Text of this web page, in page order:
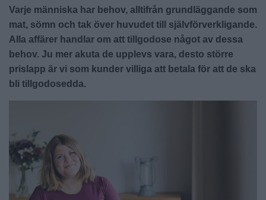
Varje människa har behov, alltifrån grundläggande som
mat, sömn och tak över huvudet till självförverkligande.
Alla affärer handlar om att tillgodose något av dessa
behov. Ju mer akuta de upplevs vara, desto större
prislapp är vi som kunder villiga att betala för att de ska
bli tillgodosedda.